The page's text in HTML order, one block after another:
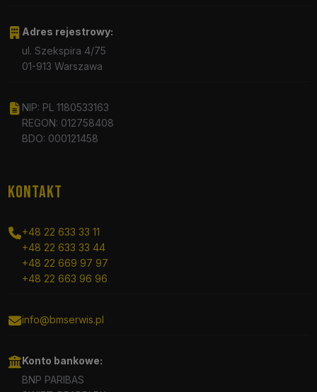
Adres rejestrowy:
ul. Szekspira 4/75
01-913 Warszawa
NIP: PL 1180533163
REGON: 012758408
BDO: 000121458
KONTAKT
+48 22 633 33 11
+48 22 633 33 44
+48 22 669 97 97
+48 22 663 96 96
info@bmserwis.pl
Konto bankowe:
BNP PARIBAS